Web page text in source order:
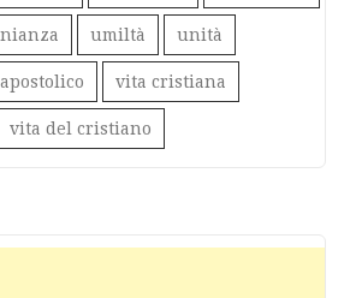
umiltà unità
vita cristiana
vita del cristiano